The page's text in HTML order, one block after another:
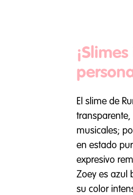
El slime de
musicales;
en estado
expresivo
Zoey es azul
su color